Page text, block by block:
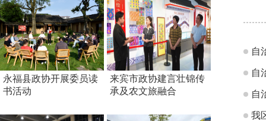
永福县政协开展委员读
书活动
来宾市政协建言壮锦传
承及农文旅融合
自
自
自
我